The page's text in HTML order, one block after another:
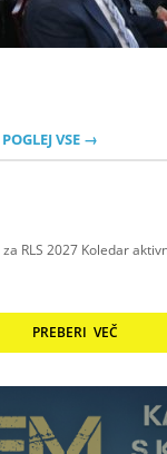
POGLEJ VSE →
RLS 2027 Koledar
PREBERI VEČ